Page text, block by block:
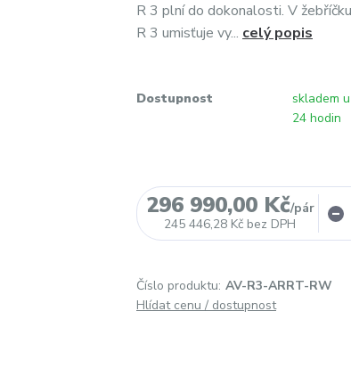
R 3 plní do dokonalosti. V
R 3 umisťuje vy... celý popis
Dostupnost
skladem
24 hodin
296 990,00 Kč/pár
245 446,28 Kč bez DPH
Číslo produktu: AV-R3-ARRT-RW
Hlídat cenu / dostupnost